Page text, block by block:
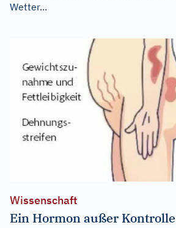
Wetter...
Wissenschaft
Ein Hormon außer Kontrolle